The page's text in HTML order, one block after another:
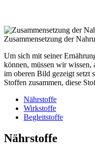
Zusammensetzung der
Um sich mit seiner
können, müssen wir wissen,
im oberen Bild gezeigt setzt
Stoffen zusammen, diese
Nährstoffe
Wirkstoffe
Begleitstoffe
Nährstoffe